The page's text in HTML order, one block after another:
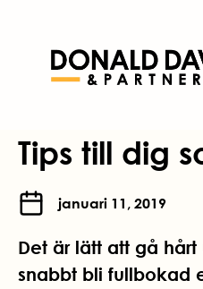
Tips till dig
januari 11, 2019
Det är lätt att gå
snabbt bli fullbokad